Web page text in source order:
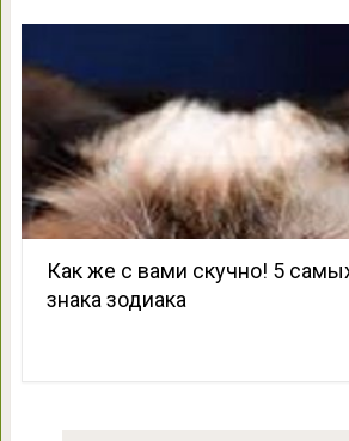
Как же с вами скучно! 5
знака зодиака